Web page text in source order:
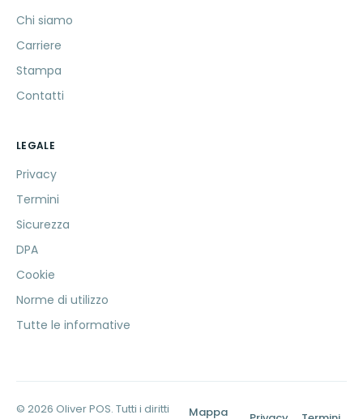
Chi siamo
Carriere
Stampa
Contatti
LEGALE
Privacy
Termini
Sicurezza
DPA
Cookie
Norme di utilizzo
Tutte le informative
© 2026 Oliver POS. Tutti i diritti
Mappa